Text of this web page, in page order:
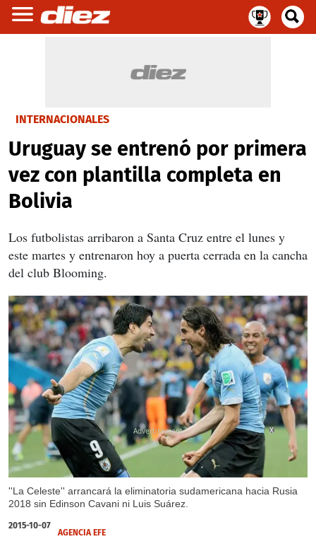
INTERNACIONALES
Uruguay se entrenó por primera
vez con plantilla completa en
Bolivia
Los futbolistas arribaron a Santa Cruz entre el lunes y
este martes y entrenaron hoy a puerta cerrada en la cancha
del club Blooming.
''La Celeste'' arrancará la eliminatoria sudamericana hacia Rusia
2018 sin Edinson Cavani ni Luis Suárez.
X
2015-10-07
AGENCIA EFE